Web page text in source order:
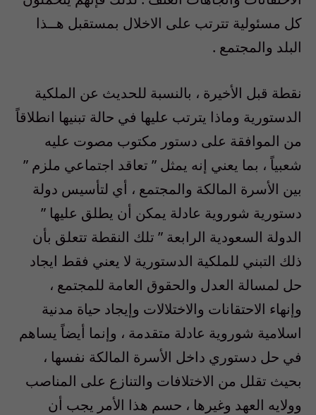
كل مسئولية تترتب على الاخلال بمستقبل هــذا
البلد والمجتمع .
نقطة قبل الأخيرة ، بالنسبة للحديث عن الملكية
الدستورية وماذا يترتب عليها في حالة تبنيها انطلاقاً
من الموافقة على دستور مكتوب مصوت عليه
شعبياً ، بما يعني إنه يمثل ” تعاقد اجتماعي ملزم ”
بين الأسرة المالكة والمجتمع ، أي لتأسيس دولة
دستورية شوروية عادلة يمكن أن يطلق عليها ”
الدولة السعودية الرابعة ” تلك النقطة تتعلق بأن
ذلك التبني للملكية الدستورية لا يعني فقط ايجاد
حل لمسالة العدل والحقوق العامة للمجتمع ،
وإنهاء الاحتقانات والاختلالات وإيجاد حياة مدنية
اسلامية شوروية عادلة متقدمة ، وإنما أيضاً يساهم
في حل دستوري داخل الأسرة المالكة نفسها ،
بحيث تقلل من الاختلافات والتنازع على المناصب
وولايه العهد وغيرها ، حسم هذا الأمر يجب أن